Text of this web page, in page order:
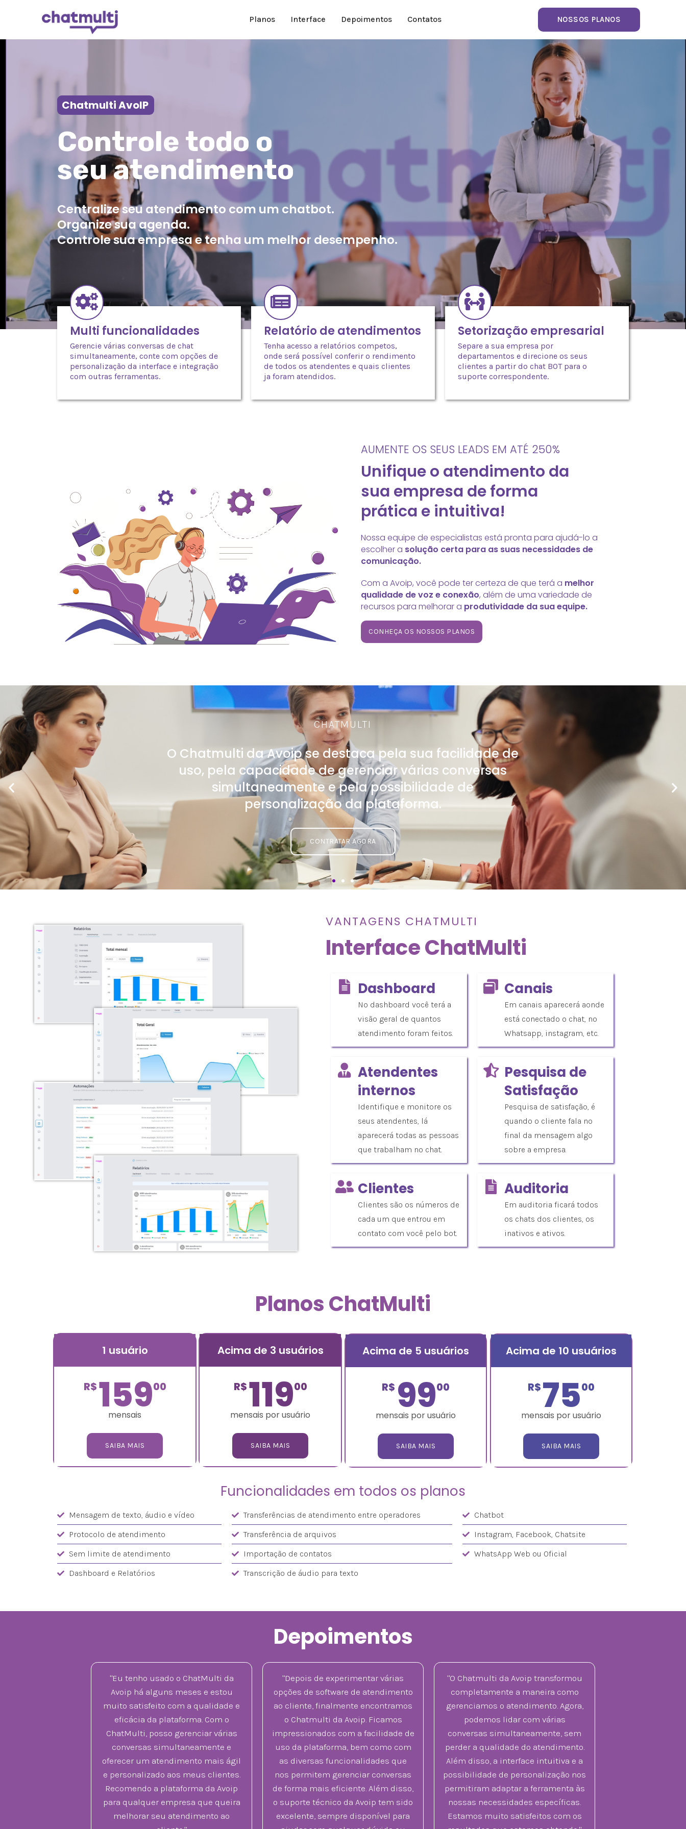
Planos Interface Depoimentos Contatos NOSSOS PLANOS
Chatmulti AvoIP
Controle todo o
seu atendimento
Centralize seu atendimento com um chatbot.
Organize sua agenda.
Controle sua empresa e tenha um melhor desempenho.
Multi funcionalidades
Gerencie várias conversas de chat
simultaneamente, conte com opções de
personalização da interface e integração
com outras ferramentas.
Relatório de atendimentos
Tenha acesso a relatórios competos,
onde será possível conferir o rendimento
de todos os atendentes e quais clientes
ja foram atendidos.
Setorização empresarial
Separe a sua empresa por
departamentos e direcione os seus
clientes a partir do chat BOT para o
suporte correspondente.
AUMENTE OS SEUS LEADS EM ATÉ 250%
Unifique o atendimento da
sua empresa de forma
prática e intuitiva!
Nossa equipe de especialistas está pronta para ajudá-lo a
escolher a solução certa para as suas necessidades de
comunicação.
Com a Avoip, você pode ter certeza de que terá a melhor
qualidade de voz e conexão, além de uma variedade de
recursos para melhorar a produtividade da sua equipe.
CONHEÇA OS NOSSOS PLANOS
CHATMULTI
O Chatmulti da Avoip se destaca pela sua facilidade de
uso, pela capacidade de gerenciar várias conversas
simultaneamente e pela possibilidade de
personalização da plataforma.
CONTRATAR AGORA
VANTAGENS CHATMULTI
Interface ChatMulti
Dashboard
No dashboard você terá a
visão geral de quantos
atendimento foram feitos.
Atendentes
internos
Identifique e monitore os
seus atendentes, lá
aparecerá todas as pessoas
que trabalham no chat.
Clientes
Clientes são os números de
cada um que entrou em
contato com você pelo bot.
Canais
Em canais aparecerá aonde
está conectado o chat, no
Whatsapp, instagram, etc.
Pesquisa de
Satisfação
Pesquisa de satisfação, é
quando o cliente fala no
final da mensagem algo
sobre a empresa.
Auditoria
Em auditoria ficará todos
os chats dos clientes, os
inativos e ativos.
Planos ChatMulti
1 usuário
R$15900
mensais
SAIBA MAIS
Acima de 3 usuários
R$11900
mensais por usuário
SAIBA MAIS
Acima de 5 usuários
R$ 9900
mensais por usuário
SAIBA MAIS
Acima de 10 usuários
R$7500
mensais por usuário
SAIBA MAIS
Funcionalidades em todos os planos
Mensagem de texto, áudio e vídeo
Protocolo de atendimento
Sem limite de atendimento
Dashboard e Relatórios
Transferências de atendimento entre operadores
Transferência de arquivos
Importação de contatos
Transcrição de áudio para texto
Chatbot
Instagram, Facebook, Chatsite
WhatsApp Web ou Oficial
Depoimentos
"Eu tenho usado o ChatMulti da
Avoip há alguns meses e estou
muito satisfeito com a qualidade e
eficácia da plataforma. Com o
ChatMulti, posso gerenciar várias
conversas simultaneamente e
oferecer um atendimento mais ágil
e personalizado aos meus clientes.
Recomendo a plataforma da Avoip
para qualquer empresa que queira
melhorar seu atendimento ao
"Depois de experimentar várias
opções de software de atendimento
ao cliente, finalmente encontramos
o Chatmulti da Avoip. Ficamos
impressionados com a facilidade de
uso da plataforma, bem como com
as diversas funcionalidades que
nos permitem gerenciar conversas
de forma mais eficiente. Além disso,
o suporte técnico da Avoip tem sido
excelente, sempre disponível para
"O Chatmulti da Avoip transformou
completamente a maneira como
gerenciamos o atendimento. Agora,
podemos lidar com várias
conversas simultaneamente, sem
perder a qualidade do atendimento.
Além disso, a interface intuitiva e a
possibilidade de personalização nos
permitiram adaptar a ferramenta às
nossas necessidades específicas.
Estamos muito satisfeitos com os